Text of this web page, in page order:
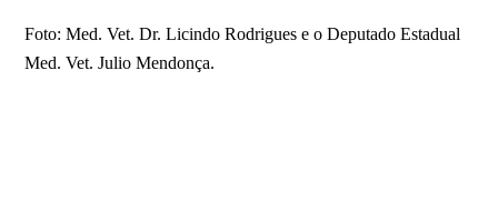
Foto: Med. Vet. Dr. Licindo Rodrigues e o Deputado Estadual
Med. Vet. Julio Mendonça.